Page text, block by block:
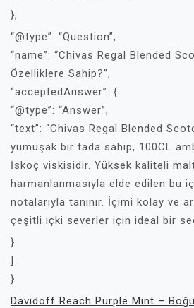
},
“@type”: “Question”,
“name”: “Chivas Regal Blended
Özelliklere Sahip?”,
“acceptedAnswer”: {
“@type”: “Answer”,
“text”: “Chivas Regal Blended
yumuşak bir tada sahip, 100CL
İskoç viskisidir. Yüksek kaliteli
harmanlanmasıyla elde edilen bu
notalarıyla tanınır. İçimi kolay ve
çeşitli içki severler için ideal bir
}
]
}
Davidoff Reach Purple Mint –